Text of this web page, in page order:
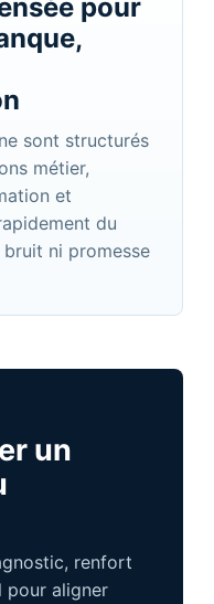
pour
sont structurés
métier,
et
du
bruit ni promesse
un
renfort
pour aligner